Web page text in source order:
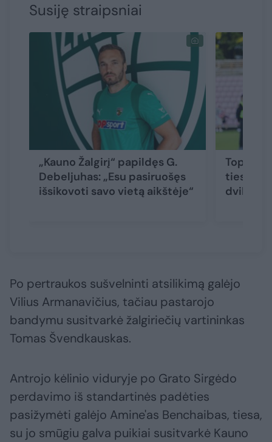
Susiję straipsniai
„Kauno Žalgirį“ papildęs G.
Debeljuhas: „Esu pasiruošęs
išsikovoti savo vietą aikštėje“
dvikova
Po pertraukos sušvelninti atsilikimą galėjo
Vilius Armanavičius, tačiau pastarojo
bandymu susitvarkė žalgiriečių vartininkas
Tomas Švendkauskas.
Antrojo kėlinio viduryje po Grato Sirgėdo
perdavimo iš standartinės padėties
pasižymėti galėjo Amine'as Benchaibas, tiesa,
su jo smūgiu galva puikiai susitvarkė Kauno